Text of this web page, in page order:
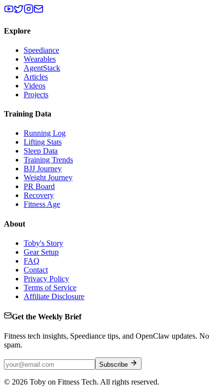
Explore
Speediance
Wearables
AgentStack
Articles
Videos
Projects
Training Data
Running Log
Lifting Stats
Sleep Data
Training Trends
BJJ Journey
Weight Journey
PR Board
Recovery
Fitness Age
About
Toby's Story
Gear Setup
FAQ
Contact
Privacy Policy
Terms of Service
Affiliate Disclosure
Get the Weekly Brief
Fitness tech insights, Speediance tips, and OpenClaw updates. No
spam.
Subscribe
© 2026 Toby on Fitness Tech. All rights reserved.